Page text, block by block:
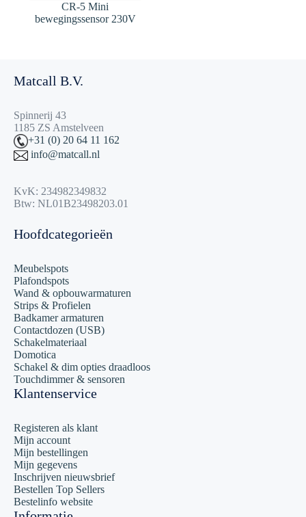
CR-5 Mini
bewegingssensor 230V
Matcall B.V.
Spinnerij 43
1185 ZS Amstelveen
+31 (0) 20 64 11 162
info@matcall.nl
KvK: 234982349832
Btw: NL01B23498203.01
Hoofdcategorieën
Meubelspots
Plafondspots
Wand & opbouwarmaturen
Strips & Profielen
Badkamer armaturen
Contactdozen (USB)
Schakelmateriaal
Domotica
Schakel & dim opties draadloos
Touchdimmer & sensoren
Klantenservice
Registeren als klant
Mijn account
Mijn bestellingen
Mijn gegevens
Inschrijven nieuwsbrief
Bestellen Top Sellers
Bestelinfo website